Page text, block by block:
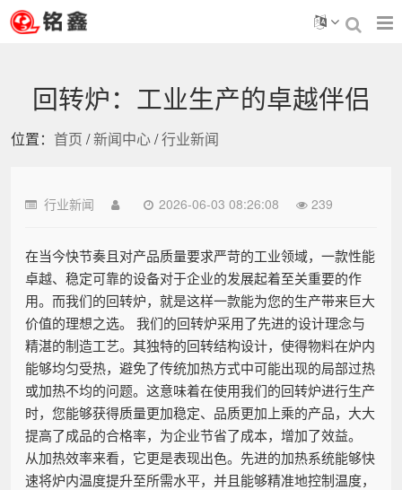
回转炉：工业生产的卓越伴侣
位置： 首页 /新闻中心/行业新闻
行业新闻 2026-06-03 08:26:08 239
在当今快节奏且对产品质量要求严苛的工业领域，一款性能
卓越、稳定可靠的设备对于企业的发展起着至关重要的作
用。而我们的回转炉，就是这样一款能为您的生产带来巨大
价值的理想之选。 我们的回转炉采用了先进的设计理念与
精湛的制造工艺。其独特的回转结构设计，使得物料在炉内
能够均匀受热，避免了传统加热方式中可能出现的局部过热
或加热不均的问题。这意味着在使用我们的回转炉进行生产
时，您能够获得质量更加稳定、品质更加上乘的产品，大大
提高了成品的合格率，为企业节省了成本，增加了效益。
从加热效率来看，它更是表现出色。先进的加热系统能够快
速将炉内温度提升至所需水平，并且能够精准地控制温度，